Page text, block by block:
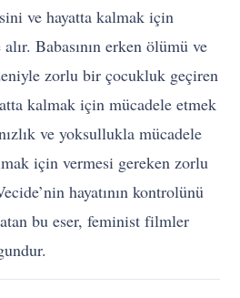
ve hayatta kalmak için
Babasının erken ölümü ve
zorlu bir çocukluk geçiren
kalmak için mücadele etmek
ve yoksullukla mücadele
için vermesi gereken zorlu
hayatının kontrolünü
bu eser, feminist filmler